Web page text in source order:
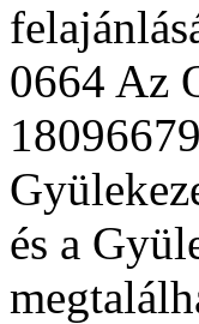
0664 Az
és a